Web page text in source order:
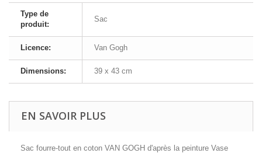
Type de
produit:
Sac
Licence: Van Gogh
Dimensions: 39 x 43 cm
EN SAVOIR PLUS
Sac fourre-tout en coton VAN GOGH d'après la peinture Vase